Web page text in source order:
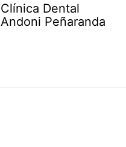
Clínica Dental
Andoni Peñaranda